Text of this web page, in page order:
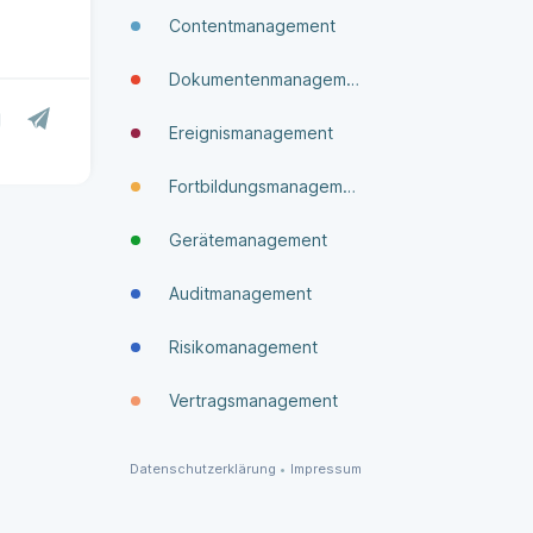
Contentmanagement
Dokumenten­manage­ment
Ereignismanagement
Fortbildungsmanagement
Gerätemanagement
Auditmanagement
Risikomanagement
Vertragsmanagement
Datenschutzerklärung • Impressum